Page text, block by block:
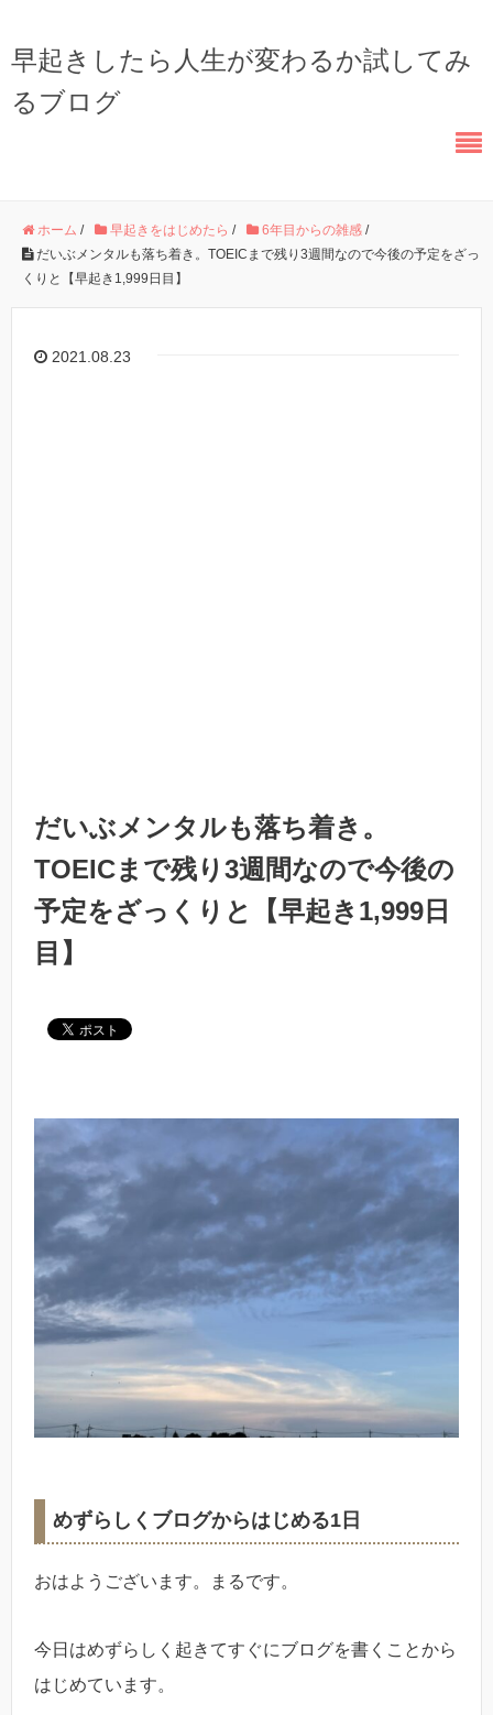
早起きしたら人生が変わるか試してみ
るブログ
ホーム / 早起きをはじめたら / 6年目からの雑感 /
だいぶメンタルも落ち着き。TOEICまで残り3週間なので今後の予定をざっ
くりと【早起き1,999日目】
2021.08.23
だいぶメンタルも落ち着き。
TOEICまで残り3週間なので今後の
予定をざっくりと【早起き1,999日
目】
めずらしくブログからはじめる1日
おはようございます。まるです。
今日はめずらしく起きてすぐにブログを書くことから
はじめています。